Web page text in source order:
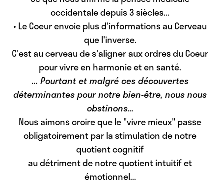
occidentale depuis 3 siècles...
• Le Coeur envoie plus d'informations au Cerveau
que l'inverse.
C'est au cerveau de s'aligner aux ordres du Coeur
pour vivre en harmonie et en santé.
... Pourtant et malgré ces découvertes
déterminantes pour notre bien-être, nous nous
obstinons...
Nous aimons croire que le "vivre mieux" passe
obligatoirement par la stimulation de notre
quotient cognitif
au détriment de notre quotient intuitif et
émotionnel...